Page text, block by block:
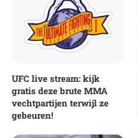
UFC live stream: kijk
gratis deze brute MMA
vechtpartijen terwijl ze
gebeuren!